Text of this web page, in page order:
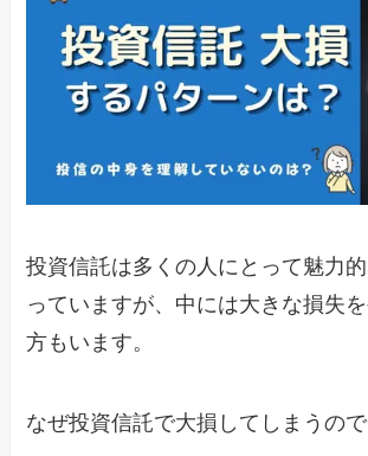
投資信託は多くの人にとって魅力
っていますが、中には大きな損失
方もいます。
なぜ投資信託で大損してしまうので